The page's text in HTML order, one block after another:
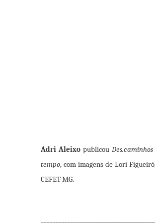
Adri Aleixopublicou Des.caminhos
tempo, com imagens de Lori
CEFET-MG.